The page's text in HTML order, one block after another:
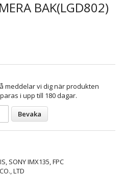
BAK(LGD802)
meddelar vi dig när produkten
i upp till 180 dagar.
Bevaka
SONY IMX135, FPC
LTD